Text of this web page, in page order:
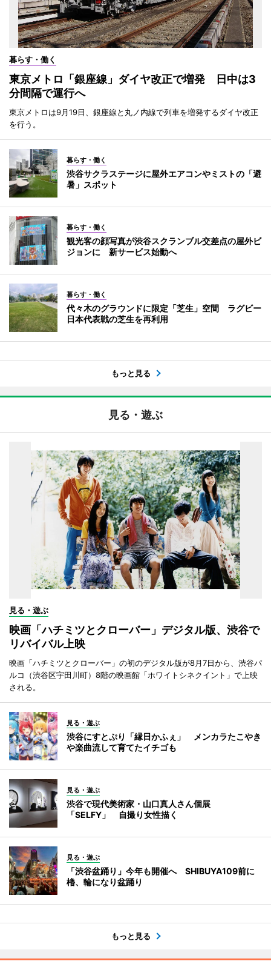
暮らす・働く
東京メトロ「銀座線」ダイヤ改正で増発 日中は3
分間隔で運行へ
東京メトロは9月19日、銀座線と丸ノ内線で列車を増発するダイヤ改正
を行う。
暮らす・働く
渋谷サクラステージに屋外エアコンやミストの「避
暑」スポット
暮らす・働く
観光客の顔写真が渋谷スクランブル交差点の屋外ビ
ジョンに 新サービス始動へ
暮らす・働く
代々木のグラウンドに限定「芝生」空間 ラグビー
日本代表戦の芝生を再利用
もっと見る
見る・遊ぶ
見る・遊ぶ
映画「ハチミツとクローバー」デジタル版、渋谷で
リバイバル上映
映画「ハチミツとクローバー」の初のデジタル版が8月7日から、渋谷パ
ルコ（渋谷区宇田川町）8階の映画館「ホワイトシネクイント」で上映
される。
見る・遊ぶ
渋谷にすとぷり「縁日かふぇ」 メンカラたこやき
や楽曲流して育てたイチゴも
見る・遊ぶ
渋谷で現代美術家・山口真人さん個展
「SELFY」 自撮り女性描く
見る・遊ぶ
「渋谷盆踊り」今年も開催へ SHIBUYA109前に
櫓、輪になり盆踊り
もっと見る